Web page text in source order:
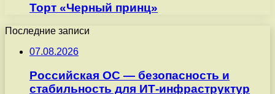
Торт «Черный принц»
Последние записи
07.08.2026
Российская ОС — безопасность и
стабильность для ИТ-инфраструктур